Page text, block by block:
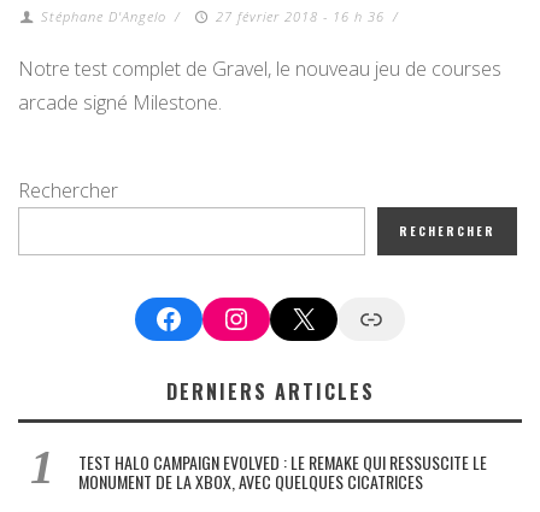
Stéphane D'Angelo / 27 février 2018 - 16 h 36 /
Notre test complet de Gravel, le nouveau jeu de courses
arcade signé Milestone.
Rechercher
RECHERCHER
FacebookInstagram
X Google News
DERNIERS ARTICLES
TEST HALO CAMPAIGN EVOLVED : LE REMAKE QUI RESSUSCITE LE
MONUMENT DE LA XBOX, AVEC QUELQUES CICATRICES